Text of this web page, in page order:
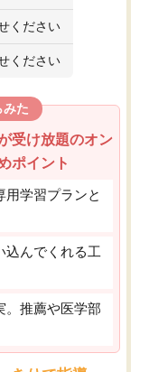
ください
ください
みた
受け放題のオン
ポイント
学習プランと
込んでくれる工
。推薦や医学部